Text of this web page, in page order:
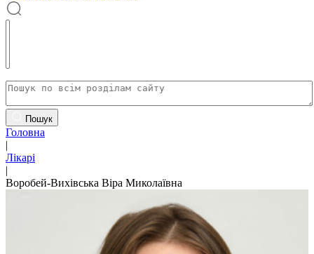
Пошук
Головна
|
Лікарі
|
Воробей-Вихівська Віра Миколаївна